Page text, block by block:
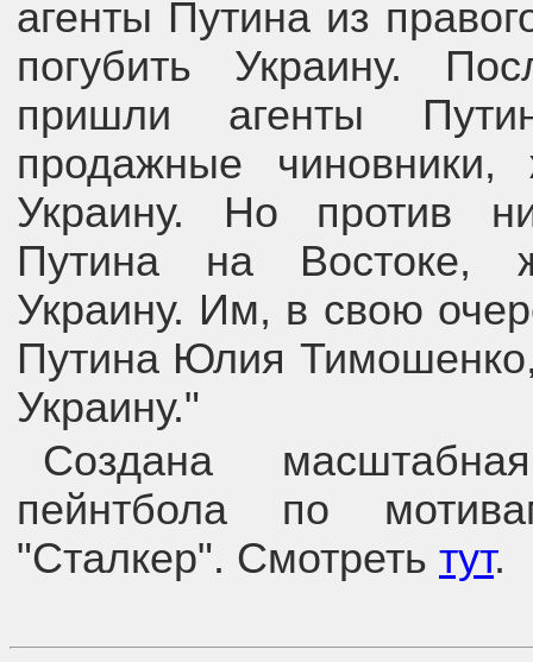
агенты Путина из
погубить Украину.
пришли агенты
продажные чиновники,
Украину. Но против
Путина на Востоке,
Украину. Им, в свою
Путина Юлия
Украину."
Создана
пейнтбола по
"Сталкер". Смотреть тут.